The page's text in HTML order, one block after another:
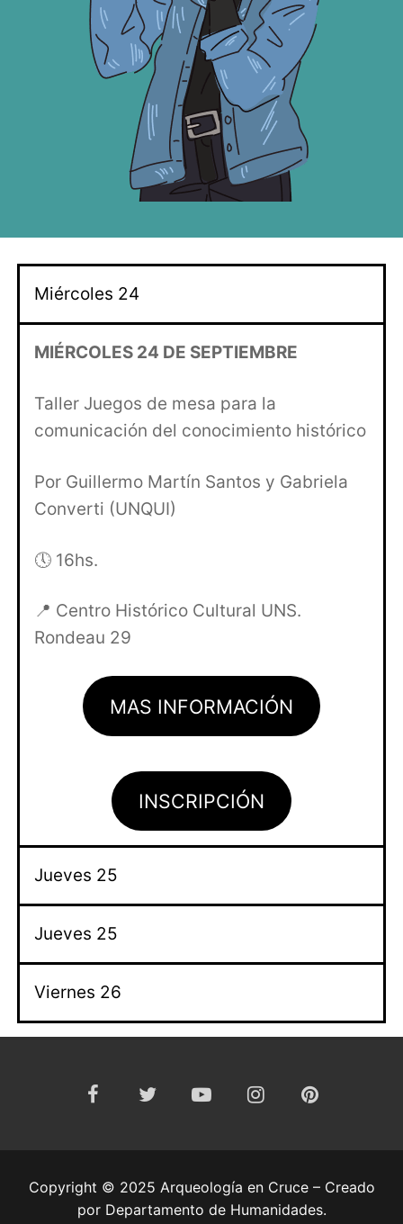
Miércoles 24
MIÉRCOLES 24 DE SEPTIEMBRE
Taller Juegos de mesa para la
comunicación del conocimiento histórico
Por Guillermo Martín Santos y Gabriela
Converti (UNQUI)
🕔 16hs.
📍 Centro Histórico Cultural UNS.
Rondeau 29
MAS INFORMACIÓN
INSCRIPCIÓN
Jueves 25
Jueves 25
Viernes 26
Copyright © 2025 Arqueología en Cruce – Creado
por Departamento de Humanidades.